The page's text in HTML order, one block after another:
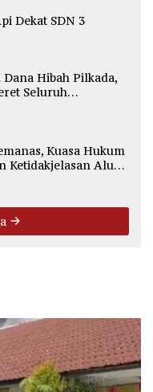
Dekat SDN 3
Hibah Pilkada,
Seluruh
Kuasa Hukum
Ketidakjelasan Alur